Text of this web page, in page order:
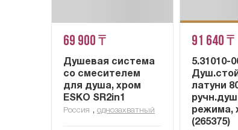
69 900 ₸
Душевая система
со смесителем
для душа, хром
ESKO SR2in1
Россия ,однозахватный
91 640 ₸
5.31010-
латуни
ручн.душ
режима,
(265375)